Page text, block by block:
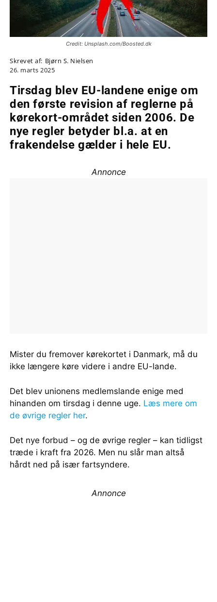
Credit: Unsplash.com/Boosted.dk
Skrevet af: Bjørn S. Nielsen
26. marts 2025
Tirsdag blev EU-landene enige om
den første revision af reglerne på
kørekort-området siden 2006. De
nye regler betyder bl.a. at en
frakendelse gælder i hele EU.
Annonce
Mister du fremover kørekortet i Danmark, må du
ikke længere køre videre i andre EU-lande.
Det blev unionens medlemslande enige med
hinanden om tirsdag i denne uge. Læs mere om
de øvrige regler her.
Det nye forbud – og de øvrige regler – kan tidligst
træde i kraft fra 2026. Men nu slår man altså
hårdt ned på især fartsyndere.
Annonce